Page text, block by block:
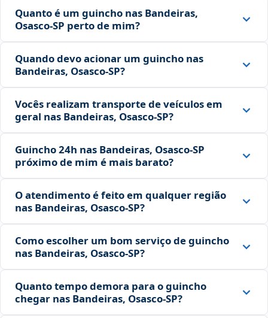
Quanto é um guincho nas Bandeiras,
Osasco‑SP perto de mim?
Quando devo acionar um guincho nas
Bandeiras, Osasco‑SP?
Vocês realizam transporte de veículos em
geral nas Bandeiras, Osasco‑SP?
Guincho 24h nas Bandeiras, Osasco‑SP
próximo de mim é mais barato?
O atendimento é feito em qualquer região
nas Bandeiras, Osasco‑SP?
Como escolher um bom serviço de guincho
nas Bandeiras, Osasco‑SP?
Quanto tempo demora para o guincho
chegar nas Bandeiras, Osasco‑SP?